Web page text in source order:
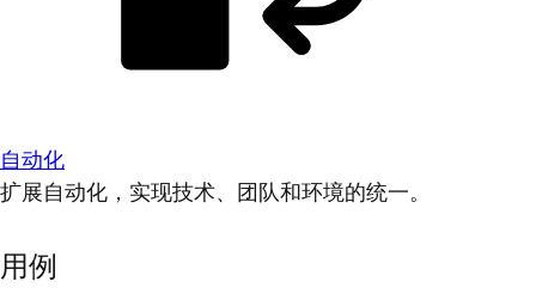
自动化
扩展自动化，实现技术、团队和环境的统一。
用例